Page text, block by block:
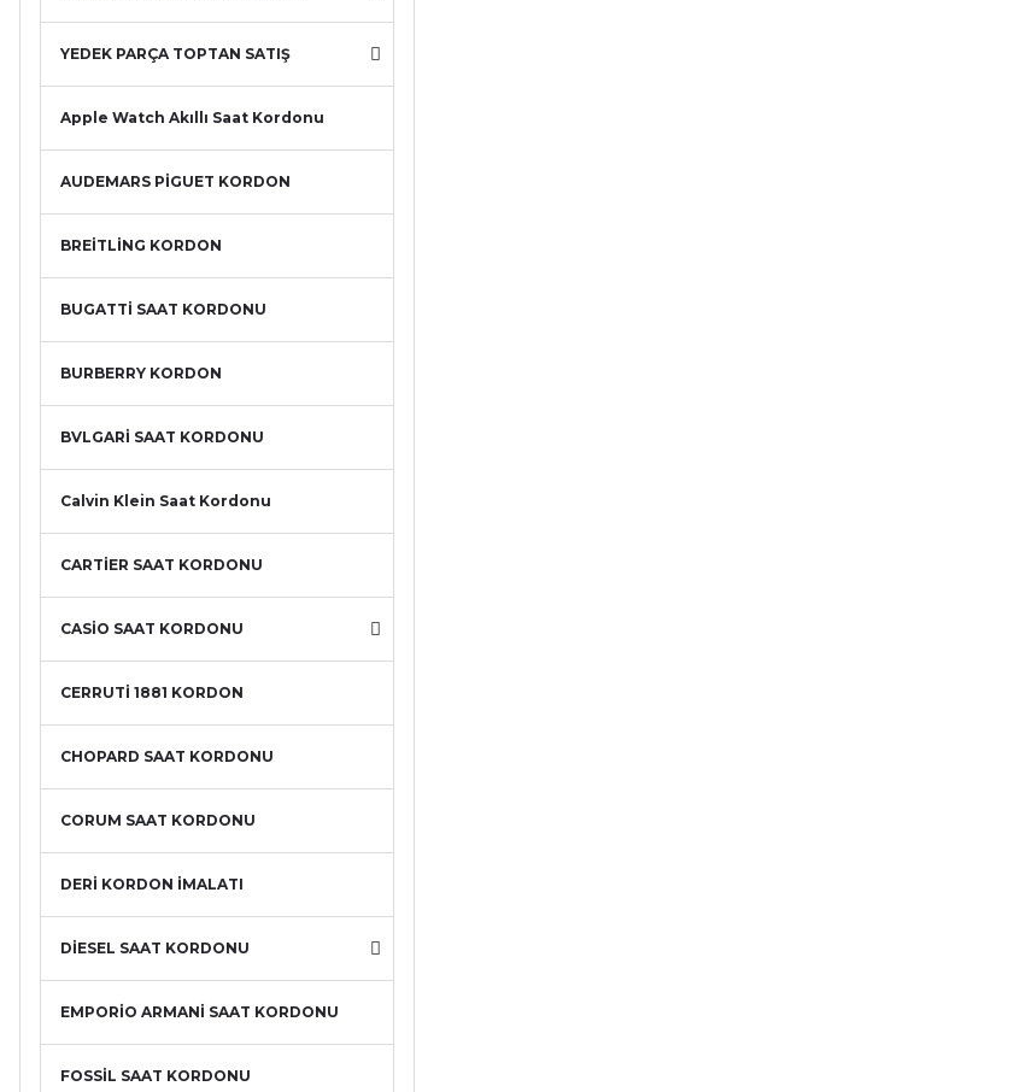
YEDEK PARÇA TOPTAN SATIŞ
Apple Watch Akıllı Saat Kordonu
AUDEMARS PİGUET KORDON
BREİTLİNG KORDON
BUGATTİ SAAT KORDONU
BURBERRY KORDON
BVLGARİ SAAT KORDONU
Calvin Klein Saat Kordonu
CARTİER SAAT KORDONU
CASİO SAAT KORDONU
CERRUTİ 1881 KORDON
CHOPARD SAAT KORDONU
CORUM SAAT KORDONU
DERİ KORDON İMALATI
DİESEL SAAT KORDONU
EMPORİO ARMANİ SAAT KORDONU
FOSSİL SAAT KORDONU